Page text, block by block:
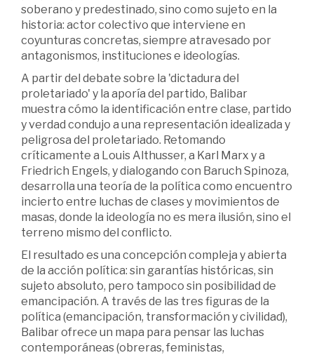
soberano y predestinado, sino como sujeto en la
historia: actor colectivo que interviene en
coyunturas concretas, siempre atravesado por
antagonismos, instituciones e ideologías.
A partir del debate sobre la 'dictadura del
proletariado' y la aporía del partido, Balibar
muestra cómo la identificación entre clase, partido
y verdad condujo a una representación idealizada y
peligrosa del proletariado. Retomando
críticamente a Louis Althusser, a Karl Marx y a
Friedrich Engels, y dialogando con Baruch Spinoza,
desarrolla una teoría de la política como encuentro
incierto entre luchas de clases y movimientos de
masas, donde la ideología no es mera ilusión, sino el
terreno mismo del conflicto.
El resultado es una concepción compleja y abierta
de la acción política: sin garantías históricas, sin
sujeto absoluto, pero tampoco sin posibilidad de
emancipación. A través de las tres figuras de la
política (emancipación, transformación y civilidad),
Balibar ofrece un mapa para pensar las luchas
contemporáneas (obreras, feministas,